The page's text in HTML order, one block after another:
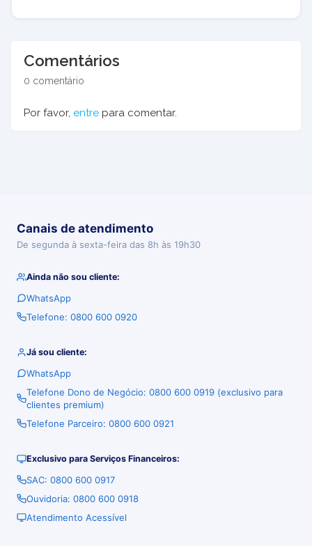
Comentários
0 comentário
Por favor, entre para comentar.
Canais de atendimento
De segunda à sexta-feira das 8h às 19h30
Ainda não sou cliente:
WhatsApp
Telefone: 0800 600 0920
Já sou cliente:
WhatsApp
Telefone Dono de Negócio: 0800 600 0919 (exclusivo para
clientes premium)
Telefone Parceiro: 0800 600 0921
Exclusivo para Serviços Financeiros:
SAC: 0800 600 0917
Ouvidoria: 0800 600 0918
Atendimento Acessível